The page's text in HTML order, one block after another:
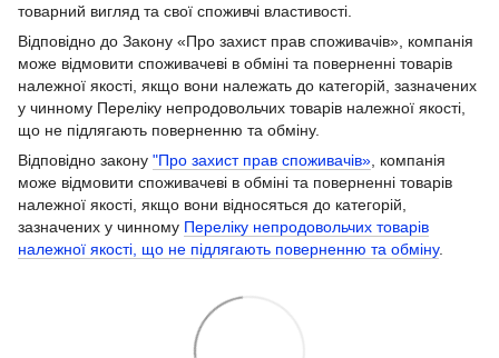
товарний вигляд та свої споживчі властивості.
Відповідно до Закону «Про захист прав споживачів», компанія
може відмовити споживачеві в обміні та поверненні товарів
належної якості, якщо вони належать до категорій, зазначених
у чинному Переліку непродовольчих товарів належної якості,
що не підлягають поверненню та обміну.
Відповідно закону "Про захист прав споживачів» , компанія
може відмовити споживачеві в обміні та поверненні товарів
належної якості, якщо вони відносяться до категорій,
зазначених у чинному Переліку непродовольчих товарів
належної якості, що не підлягають поверненню та обміну.